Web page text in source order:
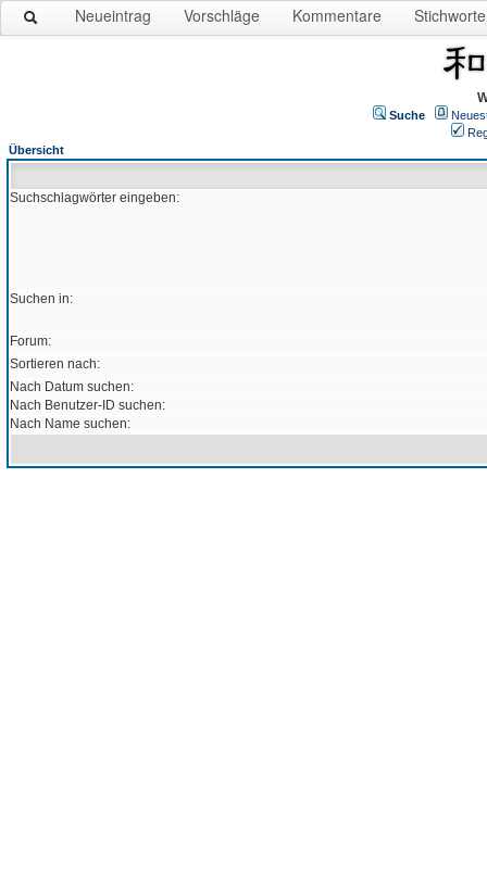
Neueintrag Vorschläge Kommentare Stichworte
Suche
Übersicht
Suchschlagwörter eingeben:
Suchen in:
Forum:
Sortieren nach:
Nach Datum suchen:
Nach Benutzer-ID suchen:
Nach Name suchen: